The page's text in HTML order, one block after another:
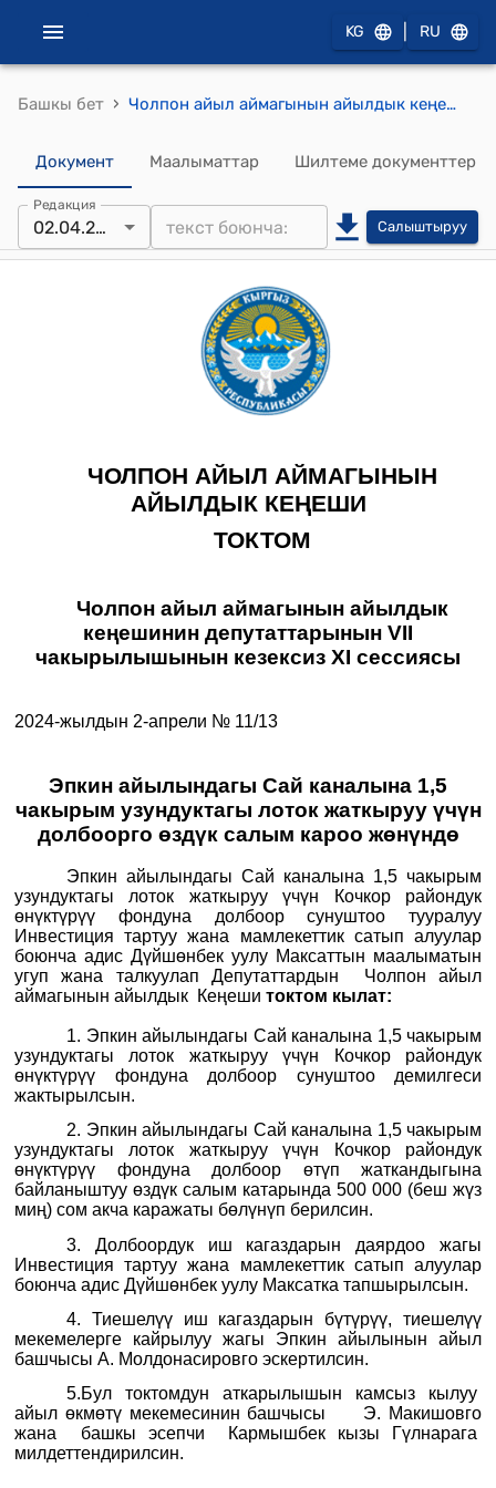
KG RU
Башкы бет › Чолпон айыл аймагынын айылдык кеңешинин 2024-жылдын 2-апрелиндеги "11/13 "Эпкин айылындагы Сай каналына 1,5 чакырым узундуктагы лоток жаткыруу үчүн долбоорго өздүк салым кароо жөнүндө" Токтому
Документ Маалыматтар Шилтеме документтер
Редакция
02.04.2024 Салыштыруу